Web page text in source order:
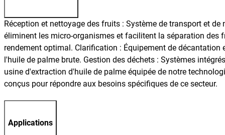
Réception et nettoyage des fruits : Système de transport et
éliminent les micro-organismes et facilitent la séparation des
rendement optimal. Clarification : Équipement de
l'huile de palme brute. Gestion des déchets : Systèmes
usine d'extraction d'huile de palme équipée de notre
conçus pour répondre aux besoins spécifiques de ce secteur.
Applications